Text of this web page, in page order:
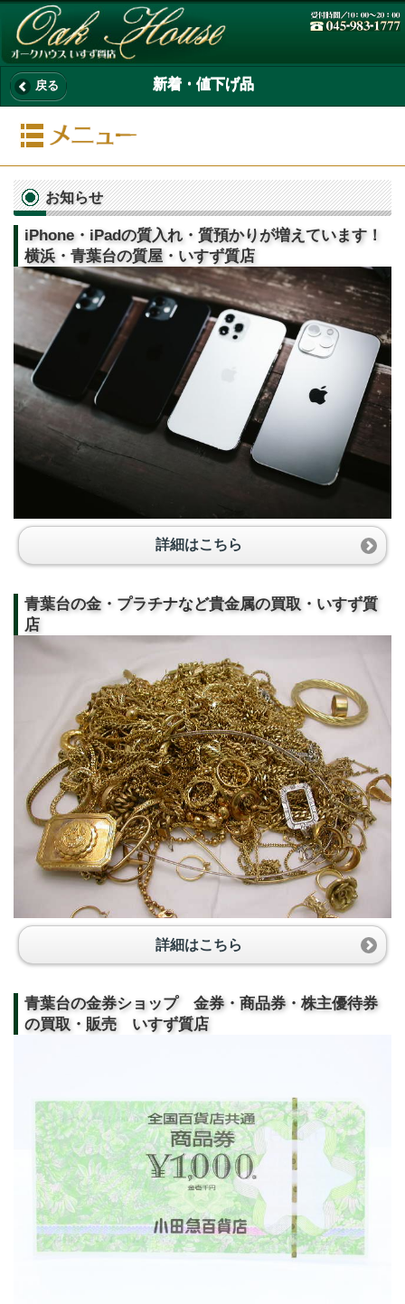
新着・値下げ品
戻る
お知らせ
iPhone・iPadの質入れ・質預かりが増えています！
横浜・青葉台の質屋・いすず質店
詳細はこちら
青葉台の金・プラチナなど貴金属の買取・いすず質
店
詳細はこちら
青葉台の金券ショップ 金券・商品券・株主優待券
の買取・販売 いすず質店